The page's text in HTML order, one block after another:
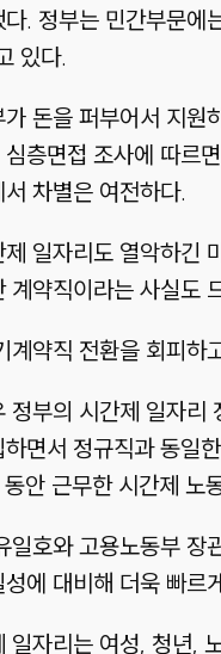
. 정부는 민간부문
있다.
돈을 퍼부어서 지원
층면접 조사에 따르
차별은 여전하다.
일자리도 열악하긴
계약직이라는 사실도
계약직 전환을 회피하
정부의 시간제 일자
면서 정규직과 동일
안 근무한 시간제 노
일호와 고용노동부 장
에 대비해 더욱 빠르
일자리는 여성, 청년,